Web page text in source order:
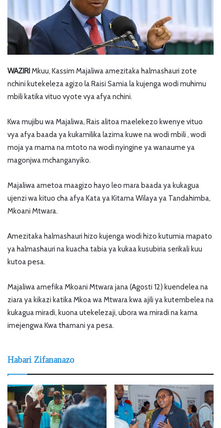
WAZIRIMkuu, Kassim Majaliwa amezitaka halmashauri zote
nchini kutekeleza agizo la Raisi Samia la kujenga wodi muhimu
mbili katika vituo vyote vya afya nchini.
Kwa mujibu wa Majaliwa, Rais alitoa maelekezo kwenye vituo
vya afya baada ya kukamilika lazima kuwe na wodi mbili , wodi
moja ya mama na mtoto na wodi nyingine ya wanaume ya
magonjwa mchanganyiko.
Majaliwa ametoa maagizo hayo leo mara baada ya kukagua
ujenzi wa kituo cha afya Kata ya Kitama Wilaya ya Tandahimba,
Mkoani Mtwara.
Amezitaka halmashauri hizo kujenga wodi hizo kutumia mapato
ya halmashauri na kuacha tabia ya kukaa kusubiria serikali kuu
kutoa pesa.
Majaliwa amefika Mkoani Mtwara jana (Agosti 12) kuendelea na
ziara ya kikazi katika Mkoa wa Mtwara kwa ajili ya kutembelea na
kukagua miradi, kuona utekelezaji, ubora wa miradi na kama
imejengwa Kwa thamani ya pesa.
Habari Zifananazo